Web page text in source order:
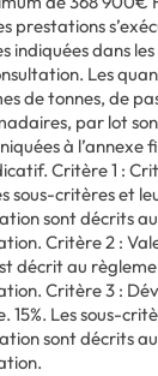
prestations
indiquées dans
Les
de tonnes, de
par lot
à l’annexe
Critère 1 :
sous-critères et
sont décrits
Critère 2 :
décrit au
Critère 3 :
15%. Les sous-
sont décrits